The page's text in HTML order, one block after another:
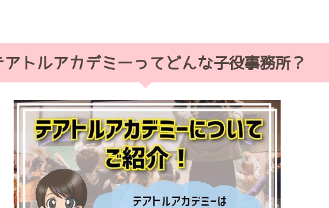
アトルアカデミーってどんな子役事務所？